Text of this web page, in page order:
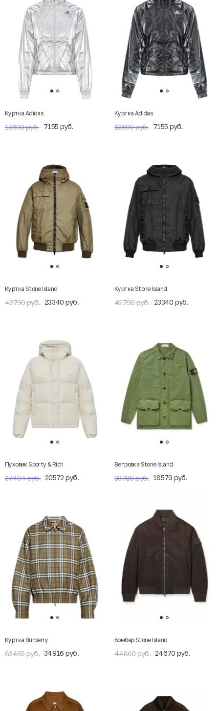
Куртка Adidas
13690 руб. 7155 руб.
Куртка Adidas
13690 руб. 7155 руб.
Куртка Stone Island
42790 руб. 23340 руб.
Куртка Stone Island
42790 руб. 23340 руб.
Пуховик Sporty & Rich
37404 руб. 20572 руб.
Ветровка Stone Island
33780 руб. 18579 руб.
Куртка Burberry
63485 руб. 34916 руб.
Бомбер Stone Island
44860 руб. 24670 руб.